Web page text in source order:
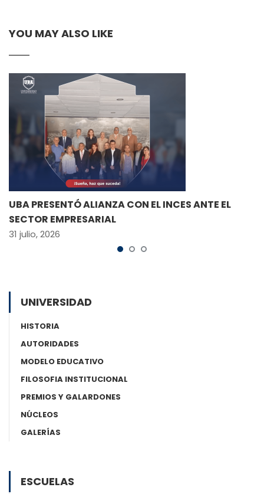
YOU MAY ALSO LIKE
UBA PRESENTÓ ALIANZA CON EL INCES ANTE EL
SECTOR EMPRESARIAL
31 julio, 2026
UNIVERSIDAD
HISTORIA
AUTORIDADES
MODELO EDUCATIVO
FILOSOFIA INSTITUCIONAL
PREMIOS Y GALARDONES
NÚCLEOS
GALERÍAS
ESCUELAS